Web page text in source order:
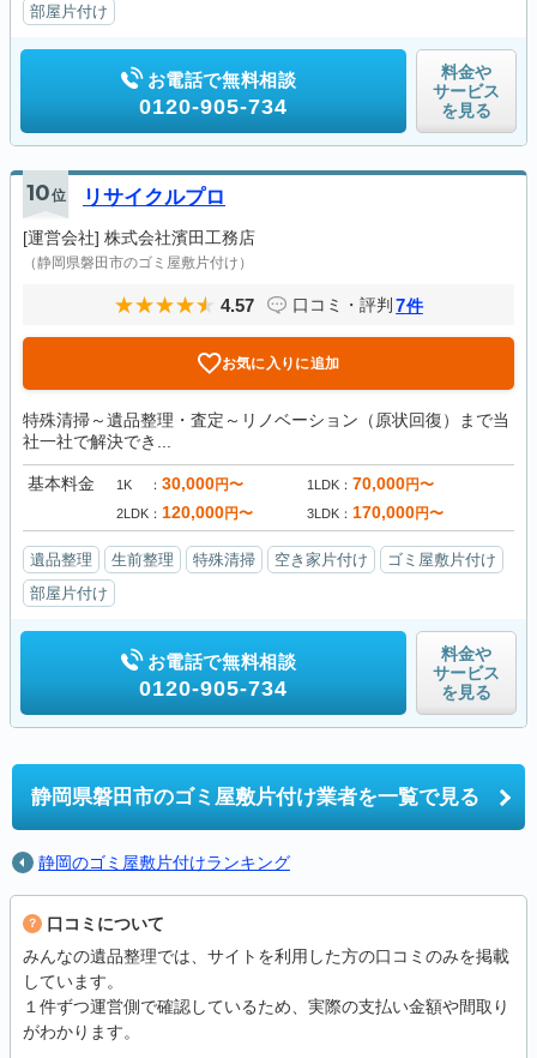
部屋片付け
お電話で無料相談
0120-905-734
料金や
サービス
を見る
10位 リサイクルプロ
[運営会社] 株式会社濱田工務店
（静岡県磐田市のゴミ屋敷片付け）
4.57 口コミ・評判 7件
お気に入りに追加
特殊清掃～遺品整理・査定～リノベーション（原状回復）まで当
社一社で解決でき...
基本料金 1K 30,000円〜 1LDK 70,000円〜
2LDK 120,000円〜 3LDK 170,000円〜
遺品整理 生前整理 特殊清掃 空き家片付け
ゴミ屋敷片付け
部屋片付け
お電話で無料相談
0120-905-734
料金や
サービス
を見る
静岡県磐田市のゴミ屋敷片付け業者を一覧で見る
静岡のゴミ屋敷片付けランキング
口コミについて
みんなの遺品整理では、サイトを利用した方の口コミのみを掲載
しています。
１件ずつ運営側で確認しているため、実際の支払い金額や間取り
がわかります。